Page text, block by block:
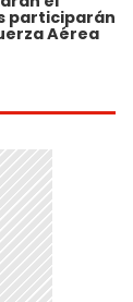
participarán
Aérea